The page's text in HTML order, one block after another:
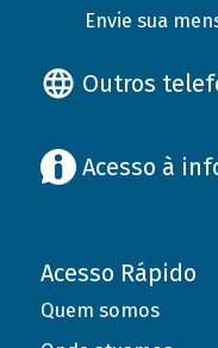
Envie sua
Outros
Acesso à
Acesso Rápido
Quem somos